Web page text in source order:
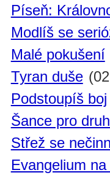
Píseň:
Modlíš se
Malé pokušení
Tyran duše
Podstoupíš boj
Šance pro
Střež se
Evangelium